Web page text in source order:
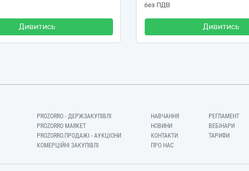
Дивитись
без ПДВ
Дивитись
PROZORRO - ДЕРЖЗАКУПІВЛІ
PROZORRO MARKET
PROZORRO.ПРОДАЖІ - АУКЦІОНИ
КОМЕРЦІЙНІ ЗАКУПІВЛІ
НАВЧАННЯ
НОВИНИ
КОНТАКТИ
ПРО НАС
РЕГЛАМЕНТ
ВЕБІНАРИ
ТАРИФИ